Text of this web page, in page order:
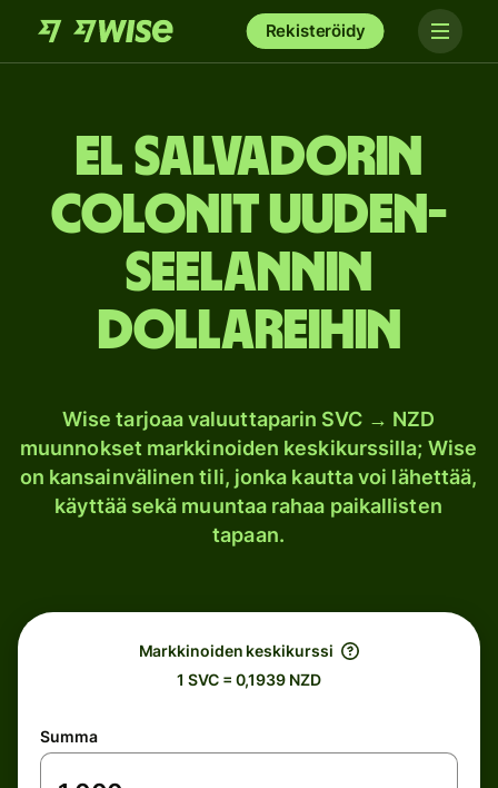
Rekisteröidy
El Salvadorin
colonit Uuden-
Seelannin
dollareihin
Wise tarjoaa valuuttaparin SVC → NZD
muunnokset markkinoiden keskikurssilla; Wise
on kansainvälinen tili, jonka kautta voi lähettää,
käyttää sekä muuntaa rahaa paikallisten
tapaan.
Markkinoiden keskikurssi
1 SVC = 0,1939 NZD
Summa